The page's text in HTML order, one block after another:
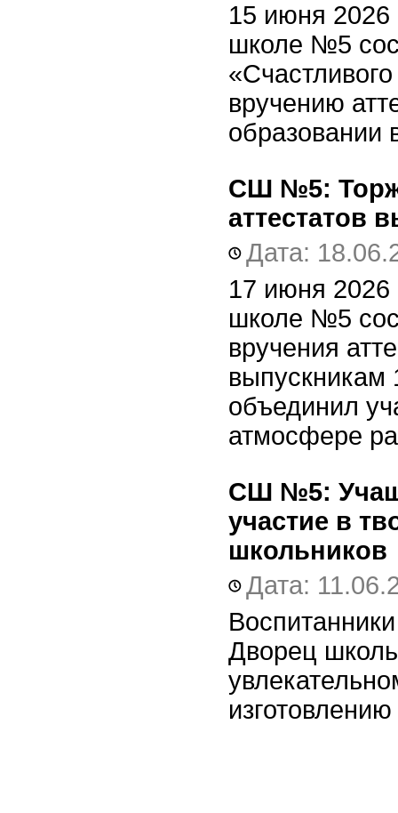
15 июня 2026
школе №5
вручению
образовании
СШ №5:
аттестатов
Дата:
17 июня 2026
школе №5
вручения
выпускникам
объединил
атмосфере
СШ №5:
участие в
школьников
Дата:
Дворец